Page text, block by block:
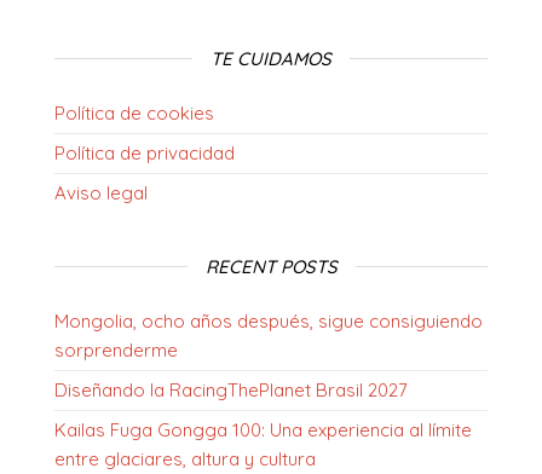
TE CUIDAMOS
Política de cookies
Política de privacidad
Aviso legal
RECENT POSTS
Mongolia, ocho años después, sigue consiguiendo
sorprenderme
Diseñando la RacingThePlanet Brasil 2027
Kailas Fuga Gongga 100: Una experiencia al límite
entre glaciares, altura y cultura